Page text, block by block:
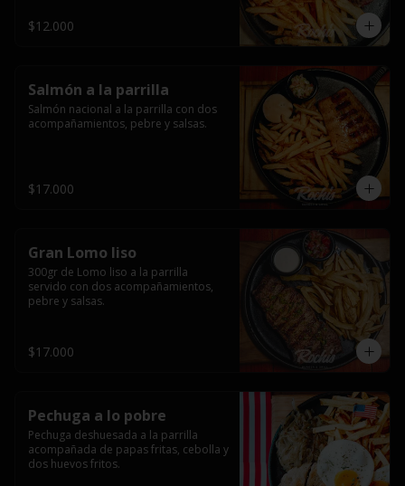
$12.000
Salmón a la parrilla
Salmón nacional a la parrilla con dos
acompañamientos, pebre y salsas.
$17.000
Gran Lomo liso
300gr de Lomo liso a la parrilla
servido con dos acompañamientos,
pebre y salsas.
$17.000
Pechuga a lo pobre
Pechuga deshuesada a la parrilla
acompañada de papas fritas, cebolla y
dos huevos fritos.